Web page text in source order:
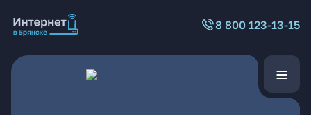
8 800 123-13-15